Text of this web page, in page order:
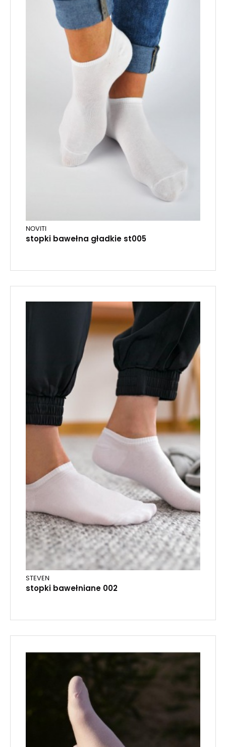
NOVITI
stopki bawełna gładkie st005
STEVEN
stopki bawełniane 002